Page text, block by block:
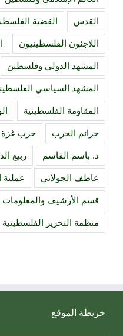
القدس القضية
اللاجئون الفلسطينيون
المشهد الدولي وفلسطين
المشهد السياسي
المقاومة الفلسطينية
جرائم الحرب حرب غزة
د. باسم القاسم ربيع
عاطف الجولاني عملية
قسم الأرشيف والمعلومات
منظمة التحرير الفلسطينية
خريطة الموقع